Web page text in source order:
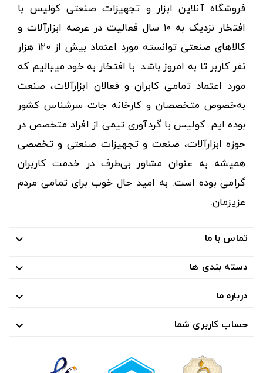
فروشگاه آنلاین ابزار و تجهیزات صنعتی کولیس با
افتخار نزدیک به ۱۰ سال فعالیت در عرصه ابزارآلات و
کالاهای صنعتی توانسته مورد اعتماد بیش از ۱۲۰ هزار
نفر کاربر تا به امروز باشد. با افتخار به خود میبالیم که
مورد اعتماد تمامی کابران و فعالان ابزارآلات، صنعت
به‌خصوص متخصصان و کارخانه جات سرشناس کشور
بوده ایم. کولیس با گردآوری تیمی از افراد متخصص در
حوزه ابزارآلات، صنعت و تجهیزات صنعتی و تخصصی
همیشه به عنوان مشاور بی‌طرف در خدمت کاربران
گرامی بوده است. به امید حال خوب برای تمامی مردم
عزیزمان.
تماس با ما 
دسته بندی ها 
درباره ما 
حساب کاربری شما 